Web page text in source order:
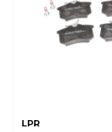
MG
NISSAN
LPR